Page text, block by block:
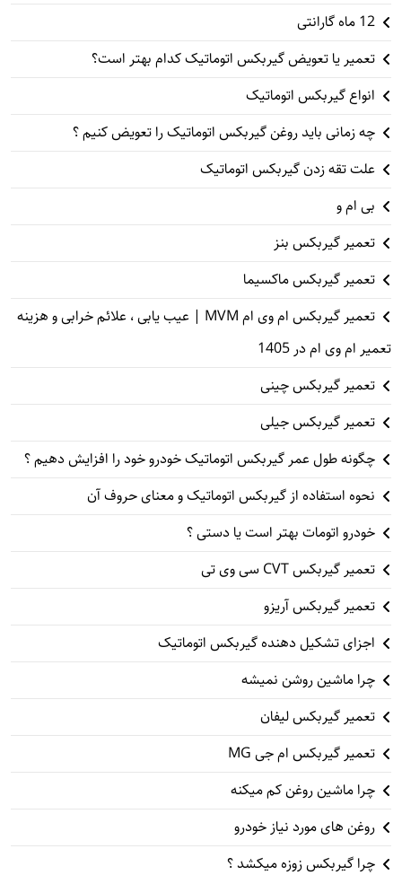
12 ماه گارانتی
تعمیر یا تعویض گیربکس اتوماتیک کدام بهتر است؟
انواع گیربکس اتوماتیک
چه زمانی باید روغن گیربکس اتوماتیک را تعویض کنیم ؟
علت تقه زدن گیربکس اتوماتیک
بی ام و
تعمیر گیربکس بنز
تعمیر گیربکس ماکسیما
تعمیر گیربکس ام وی ام MVM | عیب یابی ، علائم خرابی و هزینه
تعمیر ام وی ام در 1405
تعمیر گیربکس چینی
تعمیر گیربکس جیلی
چگونه طول عمر گیربکس اتوماتیک خودرو خود را افزایش دهیم ؟
نحوه استفاده از گیربکس اتوماتیک و معنای حروف آن
خودرو اتومات بهتر است یا دستی ؟
تعمیر گیربکس CVT سی وی تی
تعمیر گیربکس آریزو
اجزای تشکیل دهنده گیربکس اتوماتیک
چرا ماشین روشن نمیشه
تعمیر گیربکس لیفان
تعمیر گیربکس ام جی MG
چرا ماشین روغن کم میکنه
روغن های مورد نیاز خودرو
چرا گیربکس زوزه میکشد ؟